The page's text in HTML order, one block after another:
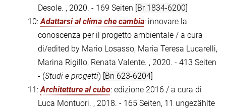
Desole. , 2020. - 169 Seiten [Br 1834-6200]
10:Adattarsi al clima che cambia: innovare la
conoscenza per il progetto ambientale / a cura
di/edited by Mario Losasso, Maria Teresa Lucarelli,
Marina Rigillo, Renata Valente. , 2020. - 413 Seiten
- (Studi e progetti) [Bn 623-6204]
11:Architetture al cubo: edizione 2016 / a cura di
Luca Montuori. , 2018. - 165 Seiten, 11 ungezählte